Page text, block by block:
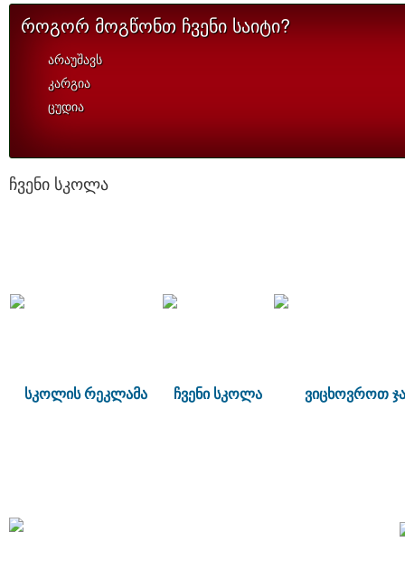
როგორ მოგწონთ ჩვენი საიტი?
არაუშავს
კარგია
ცუდია
ჩვენი სკოლა
სკოლის რეკლამა ჩვენი სკოლა ვიცხოვროთ